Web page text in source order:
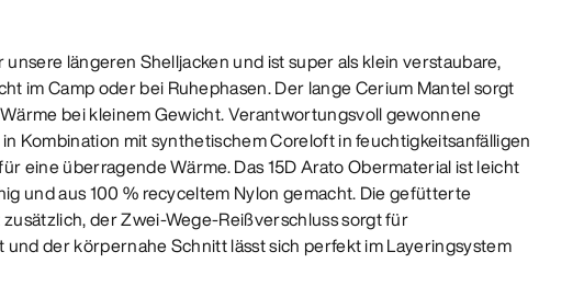
längeren Shelljacken und ist super als klein verstaubare,
im Camp oder bei Ruhephasen. Der lange Cerium Mantel sorgt
bei kleinem Gewicht. Verantwortungsvoll gewonnene
Kombination mit synthetischem Coreloft in feuchtigkeitsanfälligen
eine überragende Wärme. Das 15D Arato Obermaterial ist leicht
und aus 100 % recyceltem Nylon gemacht. Die gefütterte
der Zwei-Wege-Reißverschluss sorgt für
der körpernahe Schnitt lässt sich perfekt im Layeringsystem